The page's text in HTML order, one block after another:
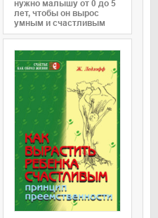
нужно малышу от 0 до 5
лет, чтобы он вырос
умным и счастливым
0